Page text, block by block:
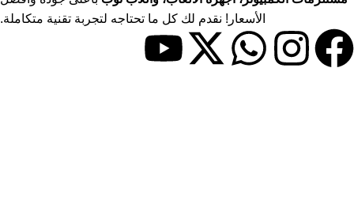
الأسعار! نقدم لك كل ما تحتاجه لتجربة تقنية متكاملة.